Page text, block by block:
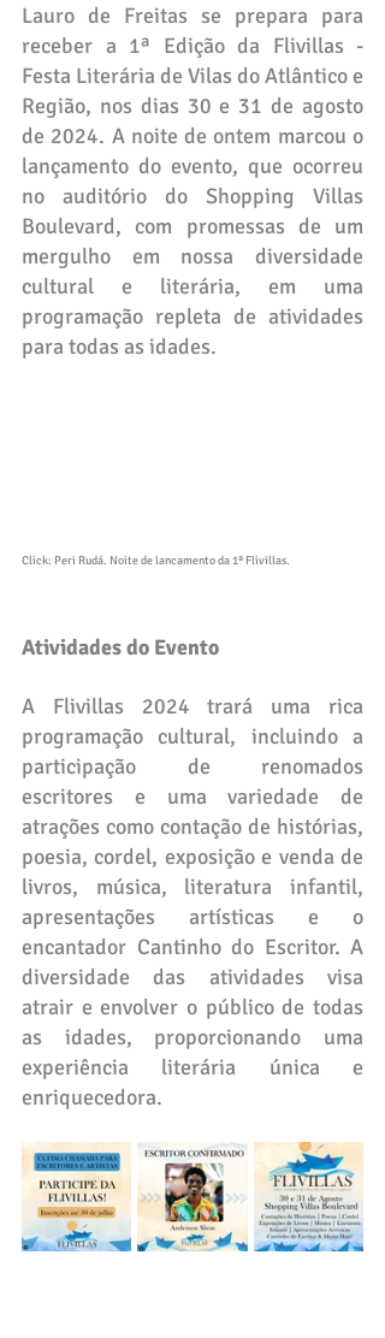
Lauro de Freitas se prepara para
receber a 1ª Edição da Flivillas -
Festa Literária de Vilas do Atlântico e
Região, nos dias 30 e 31 de agosto
de 2024. A noite de ontem marcou o
lançamento do evento, que ocorreu
no auditório do Shopping Villas
Boulevard, com promessas de um
mergulho em nossa diversidade
cultural e literária, em uma
programação repleta de atividades
para todas as idades.
Click: Peri Rudá. Noite de lancamento da 1ª Flivillas.
Atividades do Evento
A Flivillas 2024 trará uma rica
programação cultural, incluindo a
participação de renomados
escritores e uma variedade de
atrações como contação de histórias,
poesia, cordel, exposição e venda de
livros, música, literatura infantil,
apresentações artísticas e o
encantador Cantinho do Escritor. A
diversidade das atividades visa
atrair e envolver o público de todas
as idades, proporcionando uma
experiência literária única e
enriquecedora.